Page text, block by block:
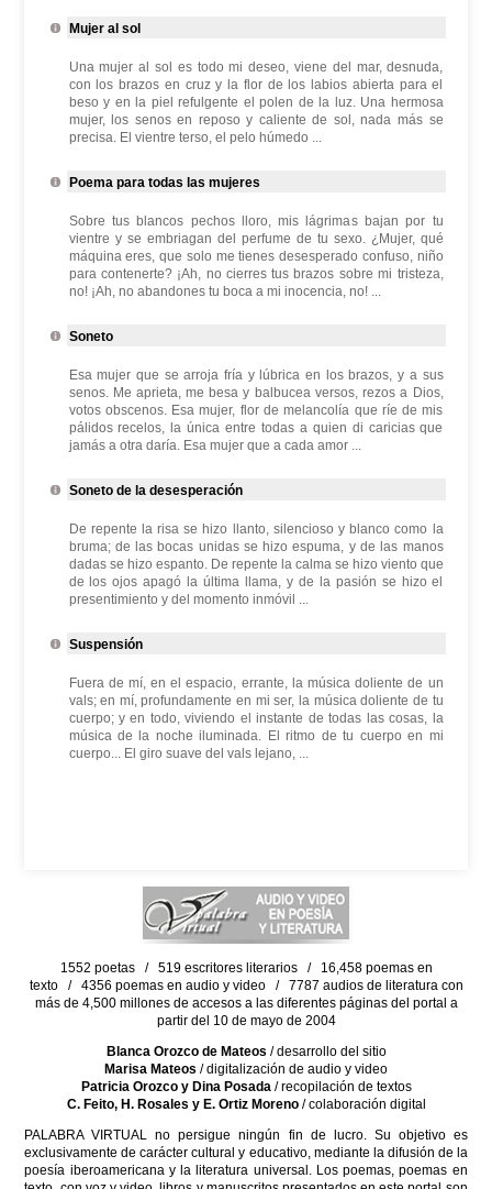
Mujer al sol
Una mujer al sol es todo mi deseo, viene del mar, desnuda,
con los brazos en cruz y la flor de los labios abierta para el
beso y en la piel refulgente el polen de la luz. Una hermosa
mujer, los senos en reposo y caliente de sol, nada más se
precisa. El vientre terso, el pelo húmedo ...
Poema para todas las mujeres
Sobre tus blancos pechos lloro, mis lágrimas bajan por tu
vientre y se embriagan del perfume de tu sexo. ¿Mujer, qué
máquina eres, que solo me tienes desesperado confuso, niño
para contenerte? ¡Ah, no cierres tus brazos sobre mi tristeza,
no! ¡Ah, no abandones tu boca a mi inocencia, no! ...
Soneto
Esa mujer que se arroja fría y lúbrica en los brazos, y a sus
senos. Me aprieta, me besa y balbucea versos, rezos a Dios,
votos obscenos. Esa mujer, flor de melancolía que ríe de mis
pálidos recelos, la única entre todas a quien di caricias que
jamás a otra daría. Esa mujer que a cada amor ...
Soneto de la desesperación
De repente la risa se hizo llanto, silencioso y blanco como la
bruma; de las bocas unidas se hizo espuma, y de las manos
dadas se hizo espanto. De repente la calma se hizo viento que
de los ojos apagó la última llama, y de la pasión se hizo el
presentimiento y del momento inmóvil ...
Suspensión
Fuera de mí, en el espacio, errante, la música doliente de un
vals; en mí, profundamente en mi ser, la música doliente de tu
cuerpo; y en todo, viviendo el instante de todas las cosas, la
música de la noche iluminada. El ritmo de tu cuerpo en mi
cuerpo... El giro suave del vals lejano, ...
1552 poetas / 519 escritores literarios / 16,458 poemas en
texto / 4356 poemas en audio y video / 7787 audios de literatura con
más de 4,500 millones de accesos a las diferentes páginas del portal a
partir del 10 de mayo de 2004
Blanca Orozco de Mateos / desarrollo del sitio
Marisa Mateos / digitalización de audio y video
Patricia Orozco y Dina Posada/ recopilación de textos
C. Feito, H. Rosales y E. Ortiz Moreno/ colaboración digital
PALABRA VIRTUAL no persigue ningún fin de lucro. Su objetivo es
exclusivamente de carácter cultural y educativo, mediante la difusión de la
poesía iberoamericana y la literatura universal. Los poemas, poemas en